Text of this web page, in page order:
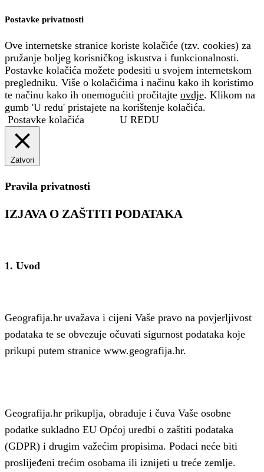
Postavke privatnosti
Ove internetske stranice koriste kolačiće (tzv. cookies) za
pružanje boljeg korisničkog iskustva i funkcionalnosti.
Postavke kolačića možete podesiti u svojem internetskom
pregledniku. Više o kolačićima i načinu kako ih koristimo
te načinu kako ih onemogućiti pročitajte ovdje. Klikom na
gumb 'U redu' pristajete na korištenje kolačića.
Postavke kolačića
U REDU
Zatvori
Pravila privatnosti
IZJAVA O ZAŠTITI PODATAKA
1. Uvod
Geografija.hr uvažava i cijeni Vaše pravo na povjerljivost
podataka te se obvezuje očuvati sigurnost podataka koje
prikupi putem stranice www.geografija.hr.
Geografija.hr prikuplja, obrađuje i čuva Vaše osobne
podatke sukladno EU Općoj uredbi o zaštiti podataka
(GDPR) i drugim važećim propisima. Podaci neće biti
proslijeđeni trećim osobama ili iznijeti u treće zemlje.